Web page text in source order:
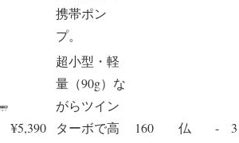
携帯ポン
プ。
¥5,390
超小型・軽
量（90g）な
がらツイン
ターボで高
160 仏 -